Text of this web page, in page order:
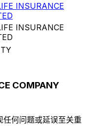
INSURANCE
INSURANCE
COMPANY
何问题或延误至关重